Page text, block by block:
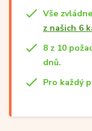
Vše
z našich 6
8 z 10
dnů.
Pro každý